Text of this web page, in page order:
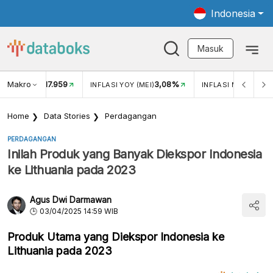
Indonesia
Masuk
Makro
USD/IDR 17.959 INFLASI YOY (MEI)3,08% INFLASI MOM (MEI)
Home Data Stories Perdagangan
PERDAGANGAN
Inilah Produk yang Banyak Diekspor Indonesia
ke Lithuania pada 2023
Agus Dwi Darmawan
03/04/2025 14:59 WIB
Produk Utama yang Diekspor Indonesia ke
Lithuania pada 2023